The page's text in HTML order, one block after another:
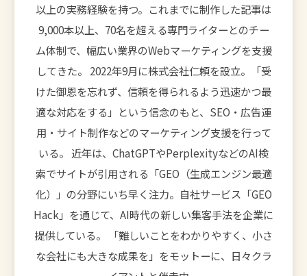
以上の実務経験を持つ。これまでに制作した記事は
9,000本以上、70名を超える専門ライターとのチー
ム体制で、幅広い業界のWebマーケティングを支援
してきた。 2022年9月に株式会社仁頼を設立。「受
けた御恩を忘れず、信頼を得られるよう迅速かつ最
適な対応をする」という信念のもと、SEO・広告運
用・サイト制作などのマーケティング支援を行って
いる。 近年は、ChatGPTやPerplexityなどのAI検
索でサイトが引用される「GEO（生成エンジン最適
化）」の分野にいち早く注力。自社サービス「GEO
Hack」を通じて、AI時代の新しい集客手法を企業に
提供している。 「難しいことをわかりやすく、小さ
な会社にも大きな成果を」をモットーに、日々クラ